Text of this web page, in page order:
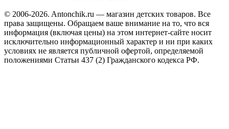
© 2006-2026. Antonchik.ru — магазин детских товаров. Все
права защищены. Обращаем ваше внимание на то, что вся
информация (включая цены) на этом интернет-сайте носит
исключительно информационный характер и ни при каких
условиях не является публичной офертой, определяемой
положениями Статьи 437 (2) Гражданского кодекса РФ.